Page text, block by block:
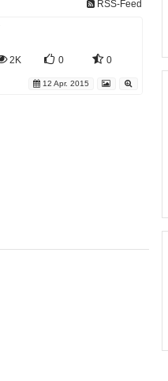
RSS-Feed
2K 0 0
12 Apr. 2015